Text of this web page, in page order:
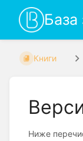
База
Книги
Ниже